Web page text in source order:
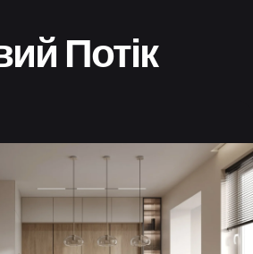
Потік